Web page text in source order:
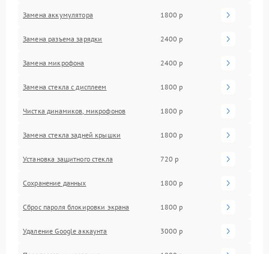
Замена аккумулятора 1800 р
Замена разъема зарядки 2400 р
Замена микрофона 2400 р
Замена стекла с дисплеем 1800 р
Чистка динамиков, микрофонов 1800 р
Замена стекла задней крышки 1800 р
Установка защитного стекла 720 р
Сохранение данных 1800 р
Сброс пароля блокировки экрана 1800 р
Удаление Google аккаунта 3000 р